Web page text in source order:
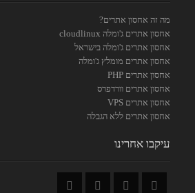
מה זה אחסון אתרים?
אחסון אתרים ג'ומלה cloudlinux
אחסון אתרים ג'ומלה בישראל
אחסון אתרים מומלץ ג'ומלה
אחסון אתרים PHP
אחסון אתרים וורדפרס
אחסון אתרים VPS
אחסון אתרים ללא הגבלה
עיקבו אחרינו